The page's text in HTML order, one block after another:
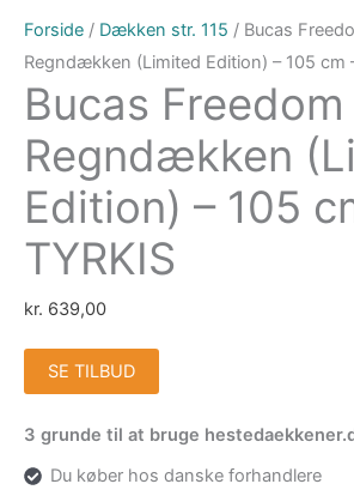
Forside / Dækken str. 115 / Bucas
Regndækken (Limited Edition) – 105 cm
Bucas
Regndækken
Edition) – 105
TYRKIS
kr. 639,00
SE TILBUD
3 grunde til at bruge
Du køber hos danske forhandlere